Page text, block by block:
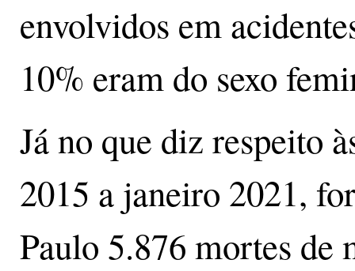
envolvidos em
10% eram do sexo
Já no que diz respeito
2015 a janeiro 2021,
Paulo 5.876 mortes de